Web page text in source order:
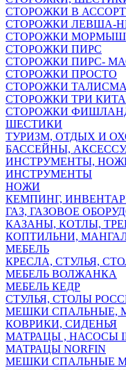
СТОРОЖКИ В
СТОРОЖКИ ЛЕВША-
СТОРОЖКИ МОРМЫШ
СТОРОЖКИ ПИРС
СТОРОЖКИ ПИРС-
СТОРОЖКИ ПРОСТО
СТОРОЖКИ
СТОРОЖКИ ТРИ КИТА
СТОРОЖКИ
ШЕСТИКИ
ТУРИЗМ, ОТДЫХ И
БАССЕЙНЫ,
ИНСТРУМЕНТЫ,
ИНСТРУМЕНТЫ
НОЖИ
КЕМПИНГ,
ГАЗ, ГАЗОВОЕ
КАЗАНЫ, КОТЛЫ,
КОПТИЛЬНИ,
МЕБЕЛЬ
КРЕСЛА, СТУЛЬЯ,
МЕБЕЛЬ ВОЛЖАНКА
МЕБЕЛЬ КЕДР
СТУЛЬЯ, СТОЛЫ
МЕШКИ СПАЛЬНЫЕ,
КОВРИКИ, СИДЕНЬЯ
МАТРАЦЫ , НАСОСЫ
МАТРАЦЫ NORFIN
МЕШКИ СПАЛЬНЫЕ